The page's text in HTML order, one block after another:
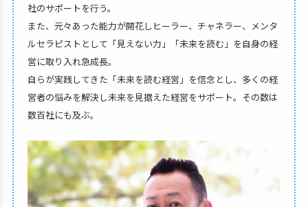
社のサポートを行う。
また、元々あった能力が開花しヒーラー、チャネラー、メンタ
ルセラピストとして「見えない力」「未来を読む」を自身の経
営に取り入れ急成長。
自らが実践してきた「未来を読む経営」を信念とし、多くの経
営者の悩みを解決し未来を見据えた経営をサポート。その数は
数百社にも及ぶ。